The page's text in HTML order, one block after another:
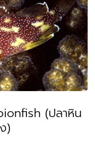
(ปลาหิน
)